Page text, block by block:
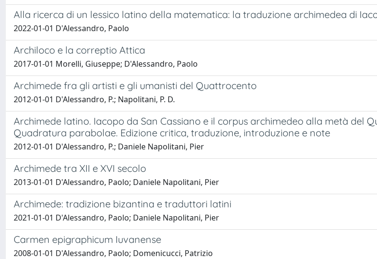
Alla ricerca di un lessico latino della matematica: la traduzione archimedea di
2022-01-01 D'Alessandro, Paolo
Archiloco e la correptio Attica
2017-01-01 Morelli, Giuseppe; D'Alessandro, Paolo
Archimede fra gli artisti e gli umanisti del Quattrocento
2012-01-01 D'Alessandro, P.; Napolitani, P. D.
Archimede latino. Iacopo da San Cassiano e il corpus archimedeo alla metà del
Quadratura parabolae. Edizione critica, traduzione, introduzione e note
2012-01-01 D'Alessandro, P.; Daniele Napolitani, Pier
Archimede tra XII e XVI secolo
2013-01-01 D'Alessandro, Paolo; Daniele Napolitani, Pier
Archimede: tradizione bizantina e traduttori latini
2021-01-01 D'Alessandro, Paolo; Daniele Napolitani, Pier
Carmen epigraphicum Iuvanense
2008-01-01 D'Alessandro, Paolo; Domenicucci, Patrizio